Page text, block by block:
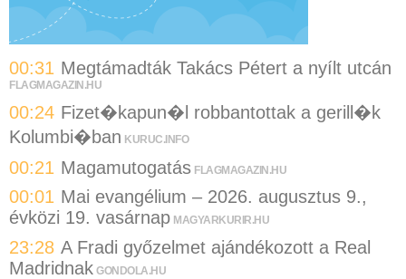
00:31 Megtámadták Takács Pétert a nyílt utcán
FLAGMAGAZIN.HU
00:24 Fizet�kapun�l robbantottak a gerill�k
Kolumbi�ban KURUC.INFO
00:21 Magamutogatás FLAGMAGAZIN.HU
00:01 Mai evangélium – 2026. augusztus 9.,
évközi 19. vasárnap MAGYARKURIR.HU
23:28 A Fradi győzelmet ajándékozott a Real
Madridnak GONDOLA.HU